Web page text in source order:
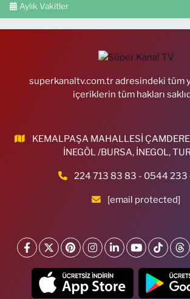
Aylık Vakitler
superkanaltv.com.tr adresindeki tüm
içeriklerin tüm hakları
KEMALPAŞA MAHALLESİ
İNEGÖL /BURSA, İNEGOL,
224 713 83 83 - 0544 233
[email protected]